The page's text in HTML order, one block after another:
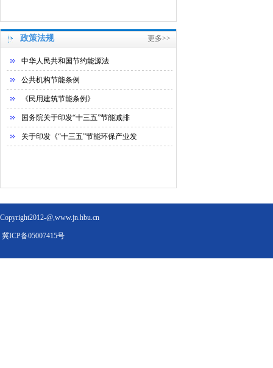
政策法规 更多>>
中华人民共和国节约能源法
公共机构节能条例
《民用建筑节能条例》
国务院关于印发“十三五”节能减排
关于印发《“十三五”节能环保产业发
Copyright2012-@,www.jn.hbu.cn
冀ICP备05007415号